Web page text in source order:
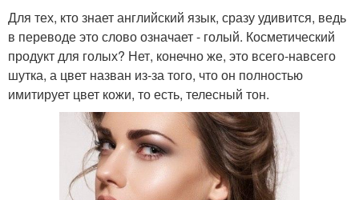
Для тех, кто знает английский язык, сразу удивится, ведь
в переводе это слово означает - голый. Косметический
продукт для голых? Нет, конечно же, это всего-навсего
шутка, а цвет назван из-за того, что он полностью
имитирует цвет кожи, то есть, телесный тон.